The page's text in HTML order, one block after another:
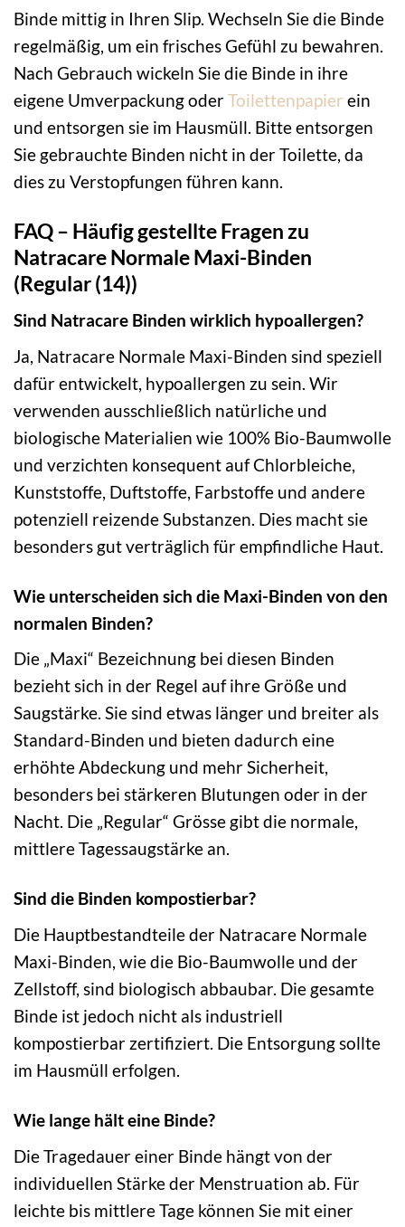
Binde mittig in Ihren Slip. Wechseln Sie die Binde
regelmäßig, um ein frisches Gefühl zu bewahren.
Nach Gebrauch wickeln Sie die Binde in ihre
eigene Umverpackung oderToilettenpapier ein
und entsorgen sie im Hausmüll. Bitte entsorgen
Sie gebrauchte Binden nicht in der Toilette, da
dies zu Verstopfungen führen kann.
FAQ – Häufig gestellte Fragen zu
Natracare Normale Maxi-Binden
(Regular (14))
Sind Natracare Binden wirklich hypoallergen?
Ja, Natracare Normale Maxi-Binden sind speziell
dafür entwickelt, hypoallergen zu sein. Wir
verwenden ausschließlich natürliche und
biologische Materialien wie 100% Bio-Baumwolle
und verzichten konsequent auf Chlorbleiche,
Kunststoffe, Duftstoffe, Farbstoffe und andere
potenziell reizende Substanzen. Dies macht sie
besonders gut verträglich für empfindliche Haut.
Wie unterscheiden sich die Maxi-Binden von den
normalen Binden?
Die „Maxi“ Bezeichnung bei diesen Binden
bezieht sich in der Regel auf ihre Größe und
Saugstärke. Sie sind etwas länger und breiter als
Standard-Binden und bieten dadurch eine
erhöhte Abdeckung und mehr Sicherheit,
besonders bei stärkeren Blutungen oder in der
Nacht. Die „Regular“ Grösse gibt die normale,
mittlere Tagessaugstärke an.
Sind die Binden kompostierbar?
Die Hauptbestandteile der Natracare Normale
Maxi-Binden, wie die Bio-Baumwolle und der
Zellstoff, sind biologisch abbaubar. Die gesamte
Binde ist jedoch nicht als industriell
kompostierbar zertifiziert. Die Entsorgung sollte
im Hausmüll erfolgen.
Wie lange hält eine Binde?
Die Tragedauer einer Binde hängt von der
individuellen Stärke der Menstruation ab. Für
leichte bis mittlere Tage können Sie mit einer